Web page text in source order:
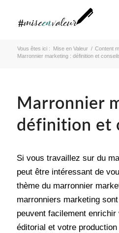
Vous êtes ici : Mise en Valeur / Content
Marronnier marketing : définition et
Marronnier
définition et
Si vous travaillez sur du
peut être intéressant de
thème du marronnier
marronniers marketing
peuvent facilement
éditorial et votre